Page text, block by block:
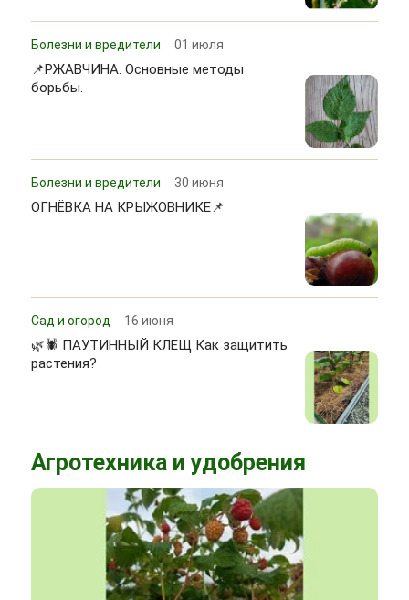
Болезни и вредители 01 июля
📌РЖАВЧИНА. Основные методы
борьбы.
Болезни и вредители 30 июня
ОГНЁВКА НА КРЫЖОВНИКЕ📌
Сад и огород 16 июня
🌿🕷 ПАУТИННЫЙ КЛЕЩ Как защитить
растения?
Агротехника и удобрения